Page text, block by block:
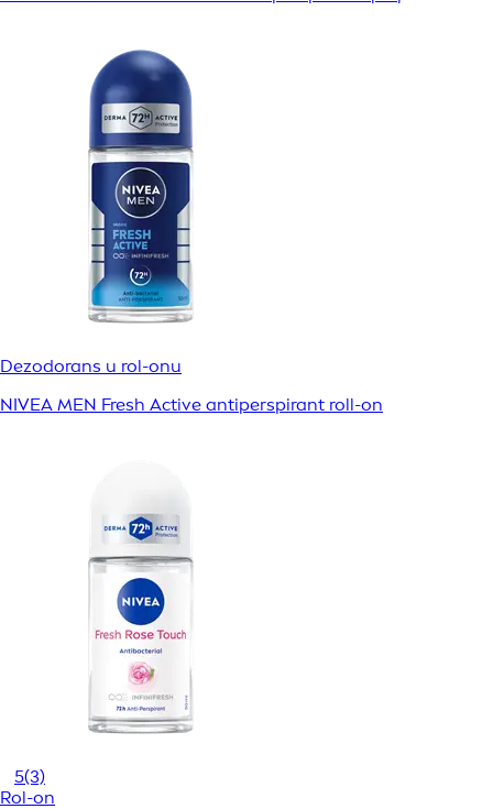
Dezodorans u rol-onu
NIVEA MEN Fresh Active antiperspirant roll-on
5(3)
Rol-on